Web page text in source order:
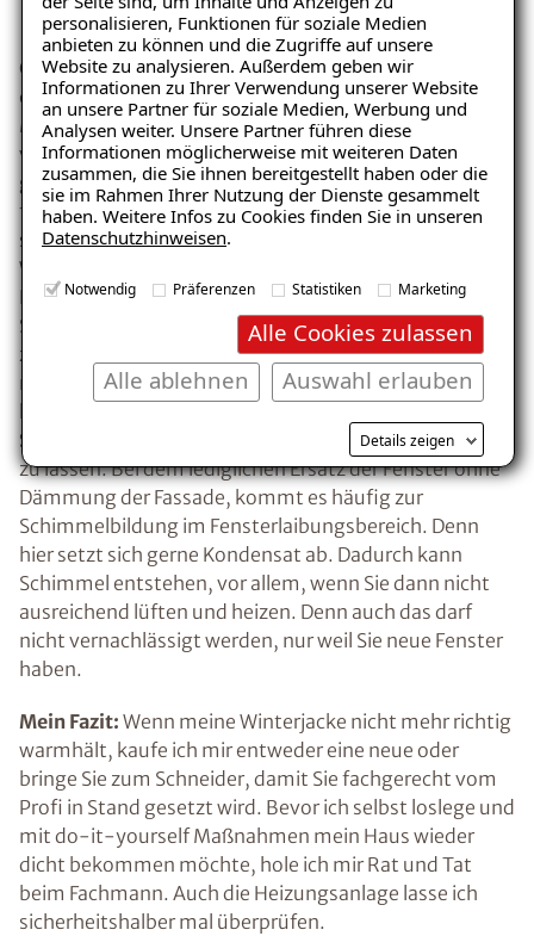
personalisieren, Funktionen für soziale Medien
anbieten zu können und die Zugriffe auf unsere
Website zu analysieren. Außerdem geben wir
Informationen zu Ihrer Verwendung unserer Website
an unsere Partner für soziale Medien, Werbung und
Analysen weiter. Unsere Partner führen diese
Informationen möglicherweise mit weiteren Daten
zusammen, die Sie ihnen bereitgestellt haben oder die
sie im Rahmen Ihrer Nutzung der Dienste gesammelt
haben. Weitere Infos zu Cookies finden Sie in unseren
Datenschutzhinweisen.
Notwendig Präferenzen Statistiken Marketing
Alle Cookies zulassen
Auswahl erlauben
Alle ablehnen
Details zeigen
Neue Fenster und das wars?
Ob Fenster undicht sind, können Sie mit ganz
einfachen Mitteln herausfinden. Eine ganz simple
Möglichkeit ist, mit einer brennenden Kerze an den
vermeintlich undichten Türen und Fenstern entlang zu
gehen. Wenn die Flamme genau in dem Bereich mehr
flackert, spricht dies für Zug und Undichtigkeiten. Ein
sehr modernes und einfaches Mittel ist eine
Wärmebildkamera. Sie zeigt Ihnen genau in welchem
Bereich Ihres Haus die Schwachstellen sind. Tauschen
Sie aber nur die undichten alten Fenster gegen
zweifach- oder dreifachverglaste Fenster, reicht das
nicht aus. Damit Sie nicht vom Regen in die Traufe
Sanierung ganzheitlich von einem Fachmann planen
zu lassen. Bei dem lediglichen Ersatz der Fenster ohne
Dämmung der Fassade, kommt es häufig zur
Schimmelbildung im Fensterlaibungsbereich. Denn
hier setzt sich gerne Kondensat ab. Dadurch kann
Schimmel entstehen, vor allem, wenn Sie dann nicht
ausreichend lüften und heizen. Denn auch das darf
nicht vernachlässigt werden, nur weil Sie neue Fenster
haben.
Mein Fazit: Wenn meine Winterjacke nicht mehr richtig
warmhält, kaufe ich mir entweder eine neue oder
bringe Sie zum Schneider, damit Sie fachgerecht vom
Profi in Stand gesetzt wird. Bevor ich selbst loslege und
mit do-it-yourself Maßnahmen mein Haus wieder
dicht bekommen möchte, hole ich mir Rat und Tat
beim Fachmann. Auch die Heizungsanlage lasse ich
sicherheitshalber mal überprüfen.